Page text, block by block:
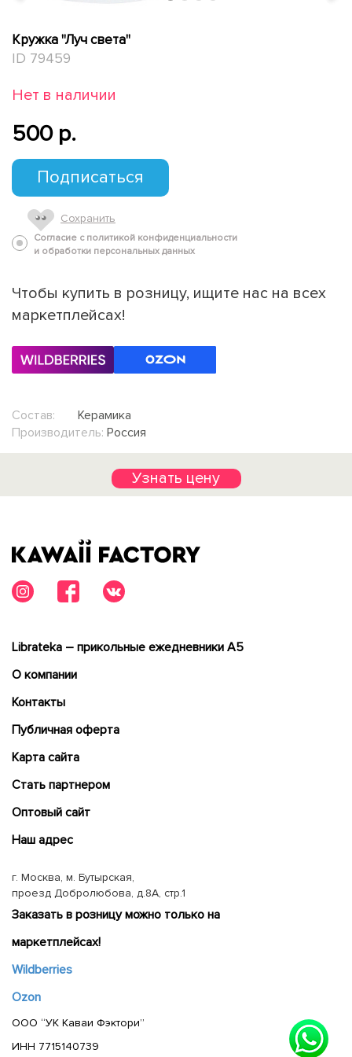
Кружка "Луч света"
ID 79459
Нет в наличии
500 p.
Подписаться
Сохранить
Согласие с политикой конфиденциальности
и обработки персональных данных
Чтобы купить в розницу, ищите нас на всех
маркетплейсах!
Состав:
Керамика
Производитель: Россия
Узнать цену
Librateka – прикольные ежедневники А5
О компании
Контакты
Публичная оферта
Карта сайта
Cтать партнером
Оптовый сайт
Наш адрес
г. Москва, м. Бутырская,
проезд Добролюбова, д.8А, стр.1
Заказать в розницу можно только на
маркетплейсах!
Wildberries
Ozon
ООО “УК Каваи Фэктори”
ИНН 7715140739